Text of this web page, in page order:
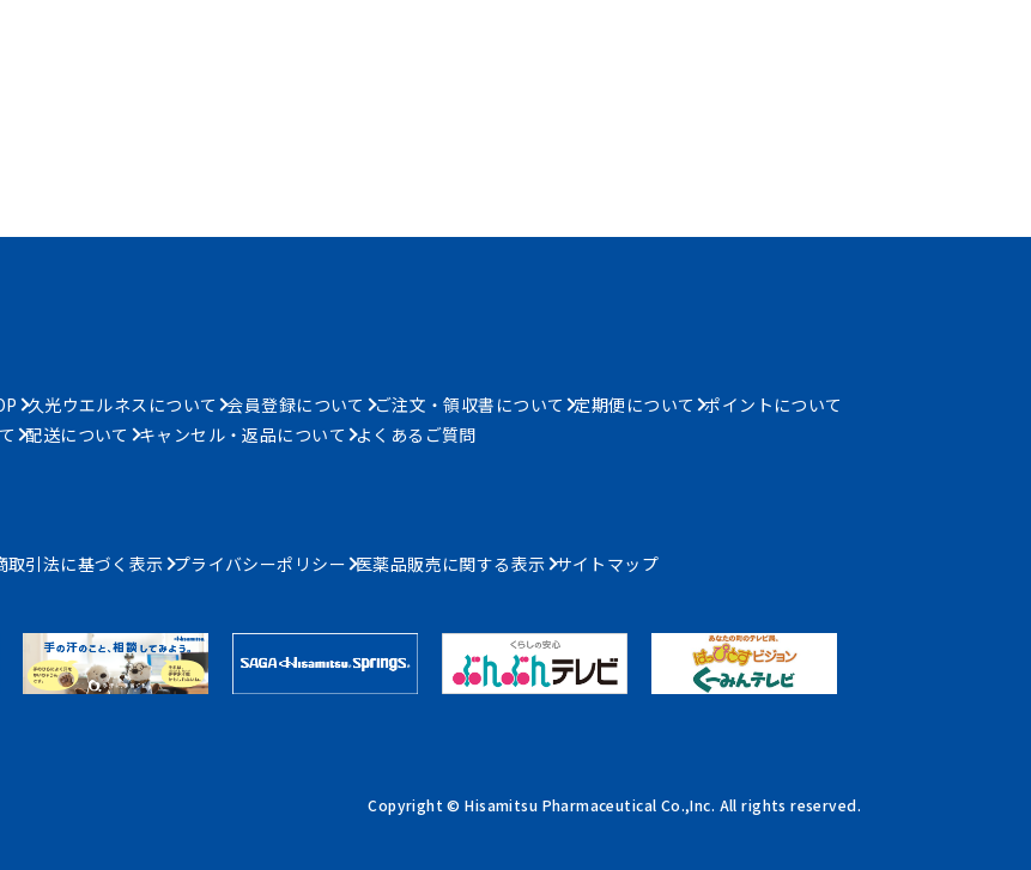
久光ウエルネスについて 会員登録について ご注文・領収書について 定期便について ポイントについて
配送について キャンセル・返品について よくあるご質問
取引法に基づく表示 プライバシーポリシー 医薬品販売に関する表示 サイトマップ
Copyright © Hisamitsu Pharmaceutical Co.,Inc. All rights reserved.